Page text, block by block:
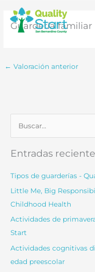
contenido
Guardería familiar
← Valoración anterior
a
r
:
Entradas
Tipos de guarderías -
Little Me, Big
Childhood Health
Actividades de
Start
Actividades cognitivas
edad preescolar